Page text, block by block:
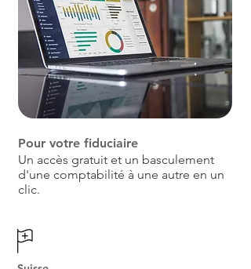
Pour votre fiduciaire
Un accès gratuit et un basculement
d'une comptabilité à une autre en un
clic.